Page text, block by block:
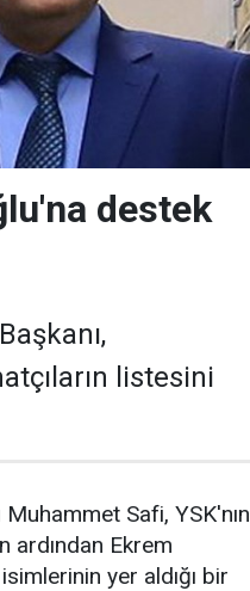
destek
listesini
Safi, YSK'nın
ardından Ekrem
yer aldığı bir